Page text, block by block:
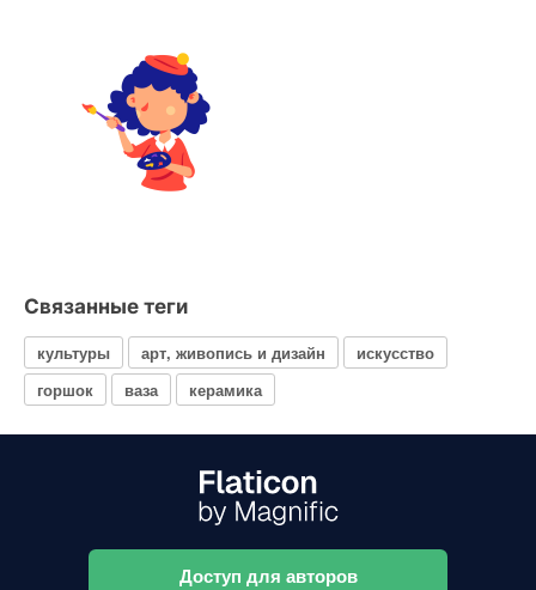
Связанные теги
культуры арт, живопись и дизайн
искусство
горшок
ваза керамика
Доступ для авторов